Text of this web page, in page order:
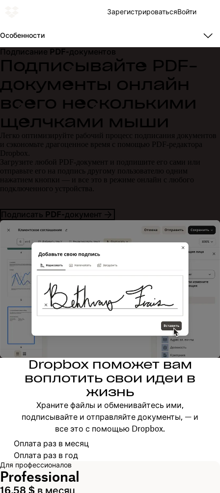
ЗарегистрироватьсяВойти
Особенности
Подписание PDF-документов
Подписывайте PDF-
документы онлайн
всего несколькими
щелчками мыши
Легко оптимизируйте рабочий процесс подписания документов
и сэкономьте драгоценное время с помощью PDF-редактора
Dropbox.
Загрузите любой PDF-документ и подпишите его сами или
отправьте его на подпись другому пользователю одним
нажатием кнопки — и все это в режиме онлайн с любого
подключенного устройства.
Подписать PDF-документ
Dropbox поможет вам
воплотить свои идеи в
жизнь
Храните файлы и обменивайтесь ими,
подписывайте и отправляйте документы, — и
все это с помощью Dropbox.
Выберите платежный цикл
Оплата раз в месяц
Оплата раз в год
Для профессионалов
Professional
16,58 $ в месяц